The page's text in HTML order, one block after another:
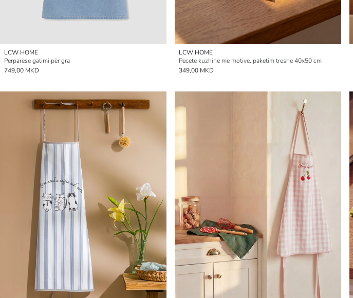
LCW HOME
Përparëse gatimi për gra
749,00 MKD
LCW HOME
Pecetë kuzhine me motive, paketim treshe 40x50 cm
349,00 MKD